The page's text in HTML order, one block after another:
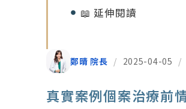
📖 延伸閱讀
鄭晴 院長 / 2025-04-05 /
真實案例個案治療前